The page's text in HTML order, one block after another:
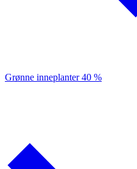
Grønne inneplanter40 %